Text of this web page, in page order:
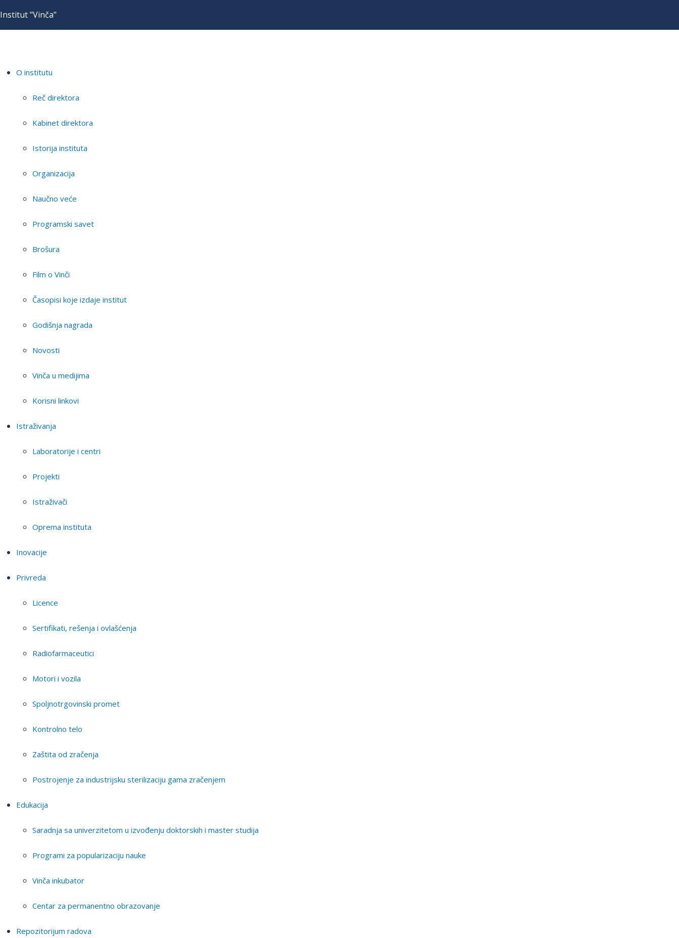
Institut "Vinča"
O institutu
Reč direktora
Kabinet direktora
Istorija instituta
Organizacija
Naučno veće
Programski savet
Brošura
Film o Vinči
Časopisi koje izdaje institut
Godišnja nagrada
Novosti
Vinča u medijima
Korisni linkovi
Istraživanja
Laboratorije i centri
Projekti
Istraživači
Oprema instituta
Inovacije
Privreda
Licence
Sertifikati, rešenja i ovlašćenja
Radiofarmaceutici
Motori i vozila
Spoljnotrgovinski promet
Kontrolno telo
Zaštita od zračenja
Postrojenje za industrijsku sterilizaciju gama zračenjem
Edukacija
Saradnja sa univerzitetom u izvođenju doktorskih i master studija
Programi za popularizaciju nauke
Vinča inkubator
Centar za permanentno obrazovanje
Repozitorijum radova